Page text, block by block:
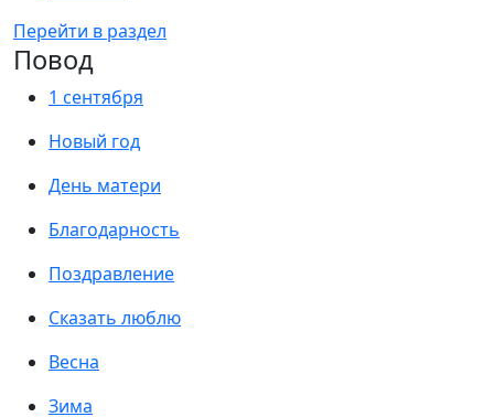
Перейти в раздел
Повод
1 сентября
Новый год
День матери
Благодарность
Поздравление
Сказать люблю
Весна
Зима